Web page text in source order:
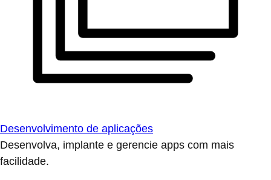
Desenvolvimento de aplicações
Desenvolva, implante e gerencie apps com mais
facilidade.